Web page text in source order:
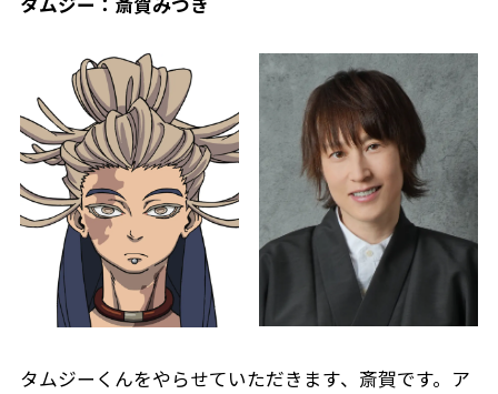
タムジーくんをやらせていただきます、斎賀です。ア